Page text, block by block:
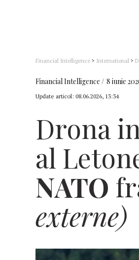
Financial Intelligence > International >
Financial Intelligence 8 iunie
Update articol: 08.06.2026, 13:34
Drona
al
NATO
externe)